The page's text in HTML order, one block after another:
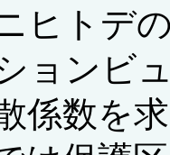
ヒトデ
ョンビ
係数を